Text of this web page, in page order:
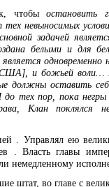
чтобыостановить
невыносимых
задачей
белыми и для
одновременно
и божьей воли…
должны оставить
до тех пор, пока
Клан поклялся
. Управлял ею
. Власть главы
немедленному
штат, во главе с